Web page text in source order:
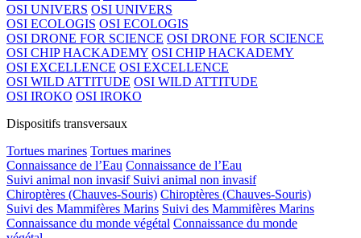
OSI UNIVERS OSI UNIVERS
OSI ECOLOGIS OSI ECOLOGIS
OSI DRONE FOR SCIENCE OSI DRONE FOR SCIENCE
OSI CHIP HACKADEMY OSI CHIP HACKADEMY
OSI EXCELLENCE OSI EXCELLENCE
OSI WILD ATTITUDE OSI WILD ATTITUDE
OSI IROKO OSI IROKO
Dispositifs transversaux
Tortues marines Tortues marines
Connaissance de l’Eau Connaissance de l’Eau
Suivi animal non invasif Suivi animal non invasif
Chiroptères (Chauves-Souris) Chiroptères (Chauves-Souris)
Suivi des Mammifères Marins Suivi des Mammifères Marins
Connaissance du monde végétal Connaissance du monde